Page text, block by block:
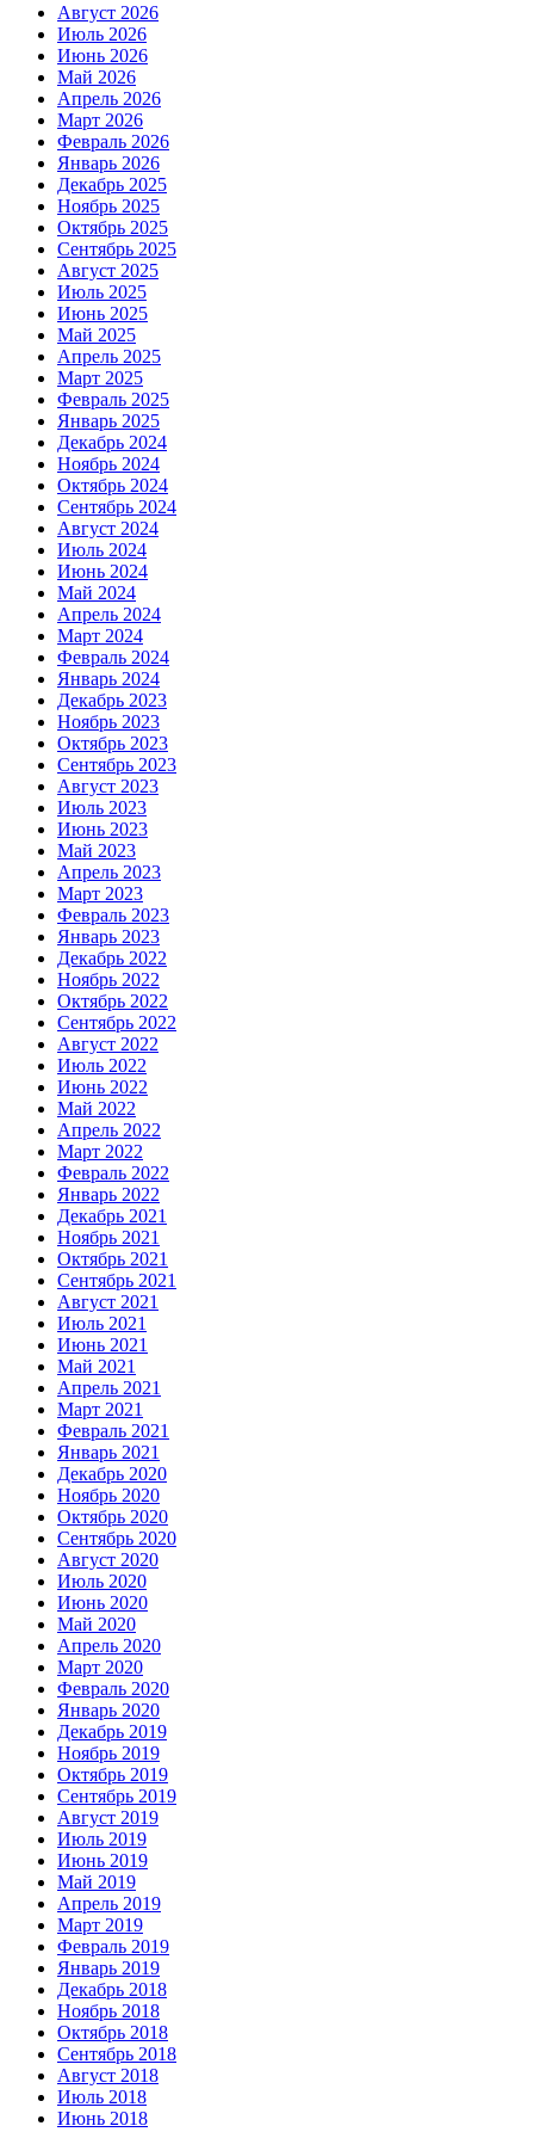
Август 2026
Июль 2026
Июнь 2026
Май 2026
Апрель 2026
Март 2026
Февраль 2026
Январь 2026
Декабрь 2025
Ноябрь 2025
Октябрь 2025
Сентябрь 2025
Август 2025
Июль 2025
Июнь 2025
Май 2025
Апрель 2025
Март 2025
Февраль 2025
Январь 2025
Декабрь 2024
Ноябрь 2024
Октябрь 2024
Сентябрь 2024
Август 2024
Июль 2024
Июнь 2024
Май 2024
Апрель 2024
Март 2024
Февраль 2024
Январь 2024
Декабрь 2023
Ноябрь 2023
Октябрь 2023
Сентябрь 2023
Август 2023
Июль 2023
Июнь 2023
Май 2023
Апрель 2023
Март 2023
Февраль 2023
Январь 2023
Декабрь 2022
Ноябрь 2022
Октябрь 2022
Сентябрь 2022
Август 2022
Июль 2022
Июнь 2022
Май 2022
Апрель 2022
Март 2022
Февраль 2022
Январь 2022
Декабрь 2021
Ноябрь 2021
Октябрь 2021
Сентябрь 2021
Август 2021
Июль 2021
Июнь 2021
Май 2021
Апрель 2021
Март 2021
Февраль 2021
Январь 2021
Декабрь 2020
Ноябрь 2020
Октябрь 2020
Сентябрь 2020
Август 2020
Июль 2020
Июнь 2020
Май 2020
Апрель 2020
Март 2020
Февраль 2020
Январь 2020
Декабрь 2019
Ноябрь 2019
Октябрь 2019
Сентябрь 2019
Август 2019
Июль 2019
Июнь 2019
Май 2019
Апрель 2019
Март 2019
Февраль 2019
Январь 2019
Декабрь 2018
Ноябрь 2018
Октябрь 2018
Сентябрь 2018
Август 2018
Июль 2018
Июнь 2018